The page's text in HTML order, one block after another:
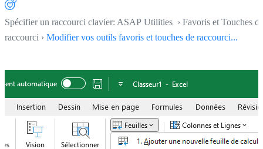
Spécifier un raccourci clavier: ASAP Utilities › Favoris et Touches de
raccourci › Modifier vos outils favoris et touches de raccourci...